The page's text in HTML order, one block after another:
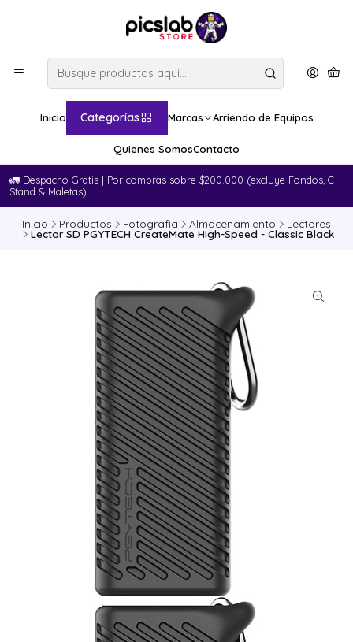
Inicio Categorías Marcas Arriendo de Equipos
Quienes SomosContacto
🚛​ Despacho Gratis | Por compras sobre $200.000 (excluye Fondos, C -
Stand & Maletas)
Inicio Productos Fotografía Almacenamiento Lectores
Lector SD PGYTECH CreateMate High-Speed - Classic Black